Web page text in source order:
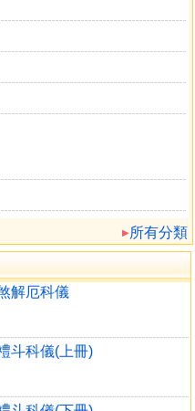
所有分類
解厄科儀
斗科儀(上冊)